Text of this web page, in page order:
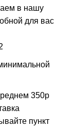
в нашу
для вас
350р
пункт